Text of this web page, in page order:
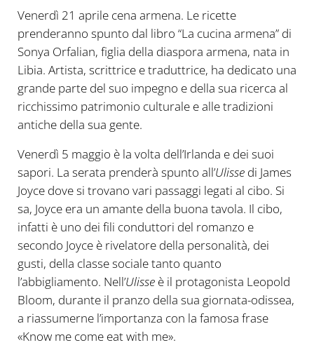
Venerdì 21 aprile cena armena. Le ricette
prenderanno spunto dal libro “La cucina armena” di
Sonya Orfalian, figlia della diaspora armena, nata in
Libia. Artista, scrittrice e traduttrice, ha dedicato una
grande parte del suo impegno e della sua ricerca al
ricchissimo patrimonio culturale e alle tradizioni
antiche della sua gente.
Venerdì 5 maggio è la volta dell’Irlanda e dei suoi
sapori. La serata prenderà spunto all’Ulissedi James
Joyce dove si trovano vari passaggi legati al cibo. Si
sa, Joyce era un amante della buona tavola. Il cibo,
infatti è uno dei fili conduttori del romanzo e
secondo Joyce è rivelatore della personalità, dei
gusti, della classe sociale tanto quanto
l’abbigliamento. Nell’Ulisseè il protagonista Leopold
Bloom, durante il pranzo della sua giornata-odissea,
a riassumerne l’importanza con la famosa frase
«Know me come eat with me».